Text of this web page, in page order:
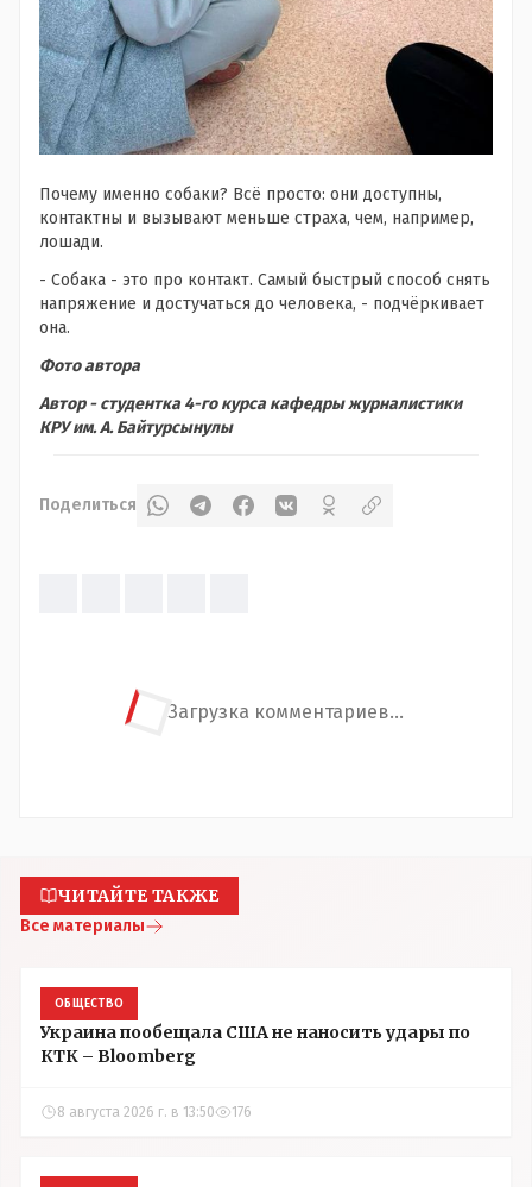
Почему именно собаки? Всё просто: они доступны,
контактны и вызывают меньше страха, чем, например,
лошади.
- Собака - это про контакт. Самый быстрый способ снять
напряжение и достучаться до человека, - подчёркивает
она.
Фото автора
Автор - студентка 4-го курса кафедры журналистики
КРУ им. А. Байтурсынулы
Поделиться
Загрузка комментариев...
ЧИТАЙТЕ ТАКЖЕ
Все материалы
ОБЩЕСТВО
Украина пообещала США не наносить удары по
КТК – Bloomberg
8 августа 2026 г. в 13:50 176